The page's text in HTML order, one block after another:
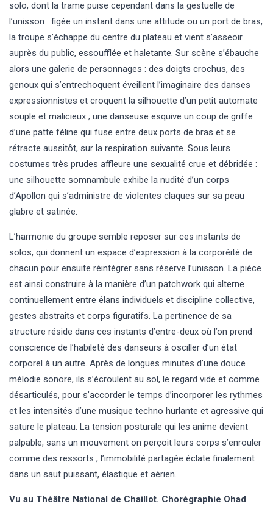
solo, dont la trame puise cependant dans la gestuelle de
l’unisson : figée un instant dans une attitude ou un port de bras,
la troupe s’échappe du centre du plateau et vient s’asseoir
auprès du public, essoufflée et haletante. Sur scène s’ébauche
alors une galerie de personnages : des doigts crochus, des
genoux qui s’entrechoquent éveillent l’imaginaire des danses
expressionnistes et croquent la silhouette d’un petit automate
souple et malicieux ; une danseuse esquive un coup de griffe
d’une patte féline qui fuse entre deux ports de bras et se
rétracte aussitôt, sur la respiration suivante. Sous leurs
costumes très prudes affleure une sexualité crue et débridée :
une silhouette somnambule exhibe la nudité d’un corps
d’Apollon qui s’administre de violentes claques sur sa peau
glabre et satinée.
L’harmonie du groupe semble reposer sur ces instants de
solos, qui donnent un espace d’expression à la corporéité de
chacun pour ensuite réintégrer sans réserve l’unisson. La pièce
est ainsi construire à la manière d’un patchwork qui alterne
continuellement entre élans individuels et discipline collective,
gestes abstraits et corps figuratifs. La pertinence de sa
structure réside dans ces instants d’entre-deux où l’on prend
conscience de l’habileté des danseurs à osciller d’un état
corporel à un autre. Après de longues minutes d’une douce
mélodie sonore, ils s’écroulent au sol, le regard vide et comme
désarticulés, pour s’accorder le temps d’incorporer les rythmes
et les intensités d’une musique techno hurlante et agressive qui
sature le plateau. La tension posturale qui les anime devient
palpable, sans un mouvement on perçoit leurs corps s’enrouler
comme des ressorts ; l’immobilité partagée éclate finalement
dans un saut puissant, élastique et aérien.
Vu au Théâtre National de Chaillot. Chorégraphie Ohad